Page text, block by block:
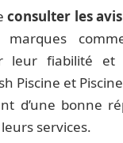
consulter les
leur fiabilité et
Piscine et
d’une bonne
services.